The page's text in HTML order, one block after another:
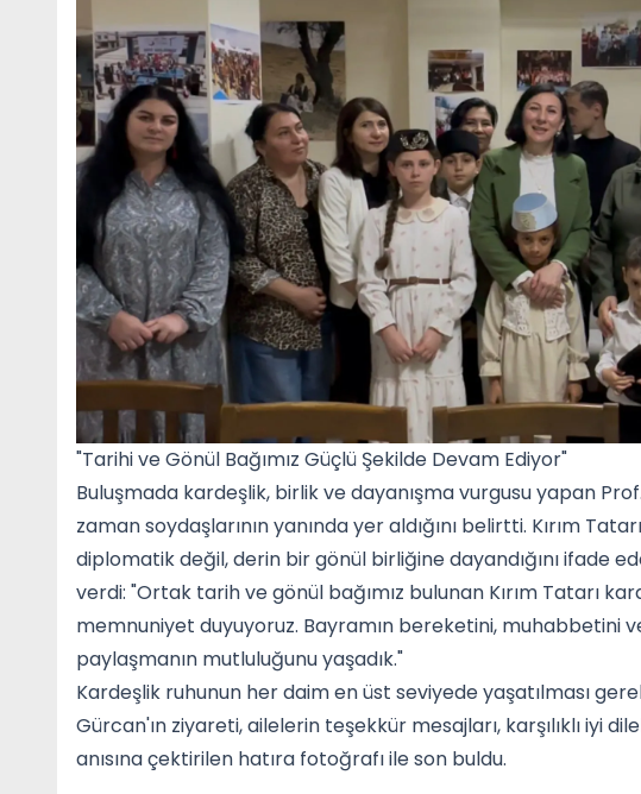
"Tarihi ve Gönül Bağımız Güçlü Şekilde Devam Ediyor"
Buluşmada kardeşlik, birlik ve dayanışma vurgusu yapan
zaman soydaşlarının yanında yer aldığını belirtti. Kırım
diplomatik değil, derin bir gönül birliğine dayandığını ifade
verdi: "Ortak tarih ve gönül bağımız bulunan Kırım Tatarı
memnuniyet duyuyoruz. Bayramın bereketini, muhabbetini
paylaşmanın mutluluğunu yaşadık."
Kardeşlik ruhunun her daim en üst seviyede yaşatılması
Gürcan'ın ziyareti, ailelerin teşekkür mesajları, karşılıklı iyi
anısına çektirilen hatıra fotoğrafı ile son buldu.